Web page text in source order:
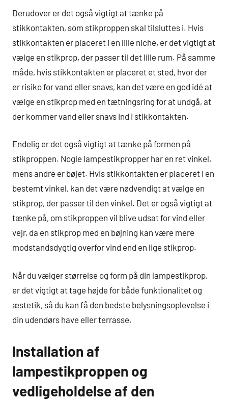
Derudover er det også vigtigt at tænke på
stikkontakten, som stikproppen skal tilsluttes i. Hvis
stikkontakten er placeret i en lille niche, er det vigtigt at
vælge en stikprop, der passer til det lille rum. På samme
måde, hvis stikkontakten er placeret et sted, hvor der
er risiko for vand eller snavs, kan det være en god idé at
vælge en stikprop med en tætningsring for at undgå, at
der kommer vand eller snavs ind i stikkontakten.
Endelig er det også vigtigt at tænke på formen på
stikproppen. Nogle lampestikpropper har en ret vinkel,
mens andre er bøjet. Hvis stikkontakten er placeret i en
bestemt vinkel, kan det være nødvendigt at vælge en
stikprop, der passer til den vinkel. Det er også vigtigt at
tænke på, om stikproppen vil blive udsat for vind eller
vejr, da en stikprop med en bøjning kan være mere
modstandsdygtig overfor vind end en lige stikprop.
Når du vælger størrelse og form på din lampestikprop,
er det vigtigt at tage højde for både funktionalitet og
æstetik, så du kan få den bedste belysningsoplevelse i
din udendørs have eller terrasse.
Installation af
lampestikproppen og
vedligeholdelse af den